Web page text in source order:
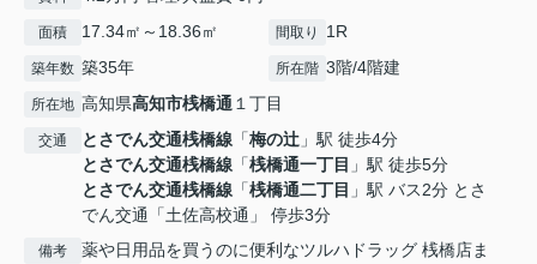
面積 17.34㎡～18.36㎡ 間取り 1R
築年数 築35年 所在階 3階/4階建
所在地 高知県高知市桟橋通１丁目
交通 とさでん交通桟橋線 「梅の辻 」駅 徒歩4分
とさでん交通桟橋線 「桟橋通一丁目 」駅 徒歩5分
とさでん交通桟橋線 「桟橋通二丁目 」駅 バス2分 とさ
でん交通「土佐高校通」 停歩3分
備考
薬や日用品を買うのに便利なツルハドラッグ 桟橋店ま